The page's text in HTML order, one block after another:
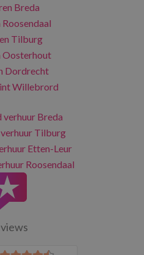
Breda
Roosendaal
Tilburg
Oosterhout
Dordrecht
Willebrord
Breda
Tilburg
Etten-Leur
Roosendaal